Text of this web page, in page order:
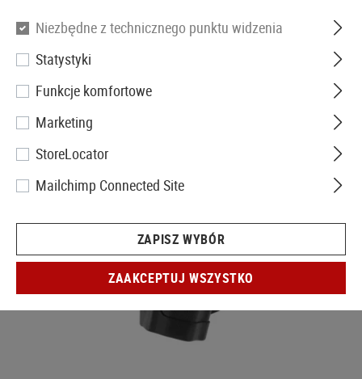
CQC SERPA Holster for Glock
20 / 21 / 37
Niezbędne z technicznego punktu widzenia
Statystyki
Funkcje komfortowe
Marketing
StoreLocator
Mailchimp Connected Site
ZAPISZ WYBÓR
ZAAKCEPTUJ WSZYSTKO